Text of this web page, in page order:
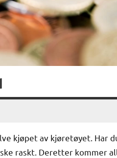
kjøpet av kjøretøyet. Har
raskt. Deretter kommer